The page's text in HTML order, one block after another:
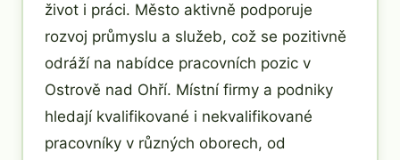
život i práci. Město aktivně podporuje
rozvoj průmyslu a služeb, což se pozitivně
odráží na nabídce pracovních pozic v
Ostrově nad Ohří. Místní firmy a podniky
hledají kvalifikované i nekvalifikované
pracovníky v různých oborech, od